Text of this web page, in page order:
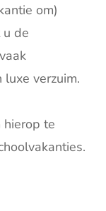
om)
de
verzuim.
te